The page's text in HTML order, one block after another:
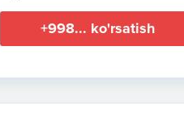
+998... ko'rsatish